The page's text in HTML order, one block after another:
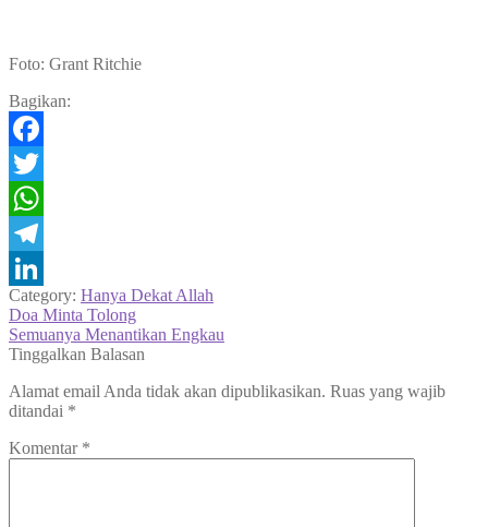
Foto: Grant Ritchie
Bagikan:
Facebook
Twitter
WhatsApp
Telegram
LinkedIn
Category: Hanya Dekat Allah
Navigasi
pos
Previous
post:
Doa Minta Tolong
Next
post:
Semuanya Menantikan Engkau
Tinggalkan Balasan
Alamat email Anda tidak akan dipublikasikan. Ruas yang wajib
ditandai *
Komentar *